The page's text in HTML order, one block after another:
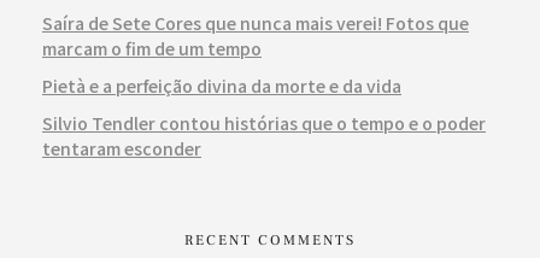
Saíra de Sete Cores que nunca mais verei! Fotos que
marcam o fim de um tempo
Pietà e a perfeição divina da morte e da vida
Silvio Tendler contou histórias que o tempo e o poder
tentaram esconder
RECENT COMMENTS